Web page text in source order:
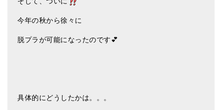
今年の秋から徐々に
脱プラが可能になったのです💕
具体的にどうしたかは。。。